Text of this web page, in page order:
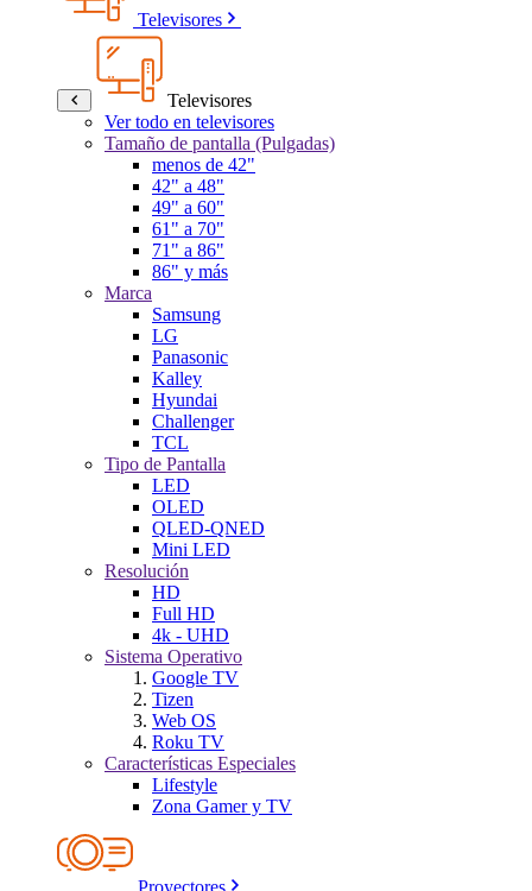
Televisores
Televisores
Ver todo en televisores
Tamaño de pantalla (Pulgadas)
menos de 42"
42" a 48"
49" a 60"
61" a 70"
71" a 86"
86" y más
Marca
Samsung
LG
Panasonic
Kalley
Hyundai
Challenger
TCL
Tipo de Pantalla
LED
OLED
QLED-QNED
Mini LED
Resolución
HD
Full HD
4k - UHD
Sistema Operativo
Google TV
Tizen
Web OS
Roku TV
Características Especiales
Lifestyle
Zona Gamer y TV
Proyectores